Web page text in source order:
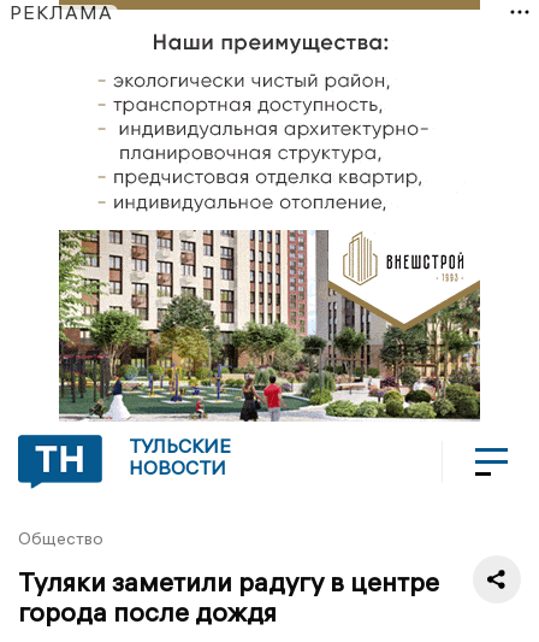
РЕКЛАМА
ТУЛЬСКИЕ
НОВОСТИ
Общество
Туляки заметили радугу в центре
города после дождя